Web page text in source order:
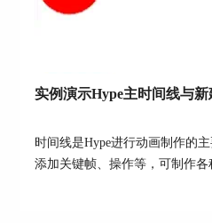
如图8所示，我们需要将“
的球体弹跳效果。
实例演示Hype主时间线与
时间线是Hype进行动画制作的
添加关键帧、操作等，可制作